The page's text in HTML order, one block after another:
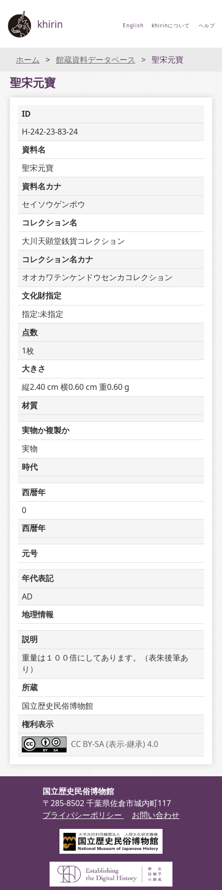
khirin English khirinについて ヘルプ
ホーム 館蔵資料データベース 聖宋元寶
聖宋元寶
ID
H-242-23-83-24
資料名
聖宋元寶
資料名カナ
セイソウゲンポウ
コレクション名
大川天顕堂銭貨コレクション
コレクション名カナ
オオカワテンケンドウセンカコレクション
文化財指定
指定:未指定
点数
1枚
大きさ
縦2.40 cm 横0.60 cm 重0.60 g
材質
実物か複製か
実物
時代
西暦年
0
西暦年
元号
年代表記
AD
地理情報
説明
重量は１００倍にしてあります。（表朱後筆あ
り）
所蔵
国立歴史民俗博物館
権利表示
CC BY-SA (表示-継承) 4.0
国立歴史民俗博物館
〒285-8502 千葉県佐倉市城内町117
プライバシーポリシー
お問い合わせ